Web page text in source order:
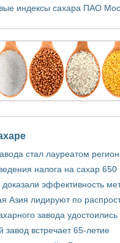
индексы сахара ПАО
стал лауреатом
налога на сахар
эффективность
Азия лидируют по
завода удостоились
завод встречает 65-летие